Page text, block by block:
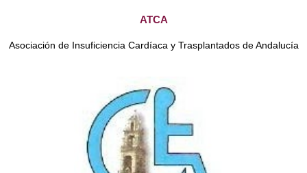
ATCA
Asociación de Insuficiencia Cardíaca y Trasplantados de Andalucía